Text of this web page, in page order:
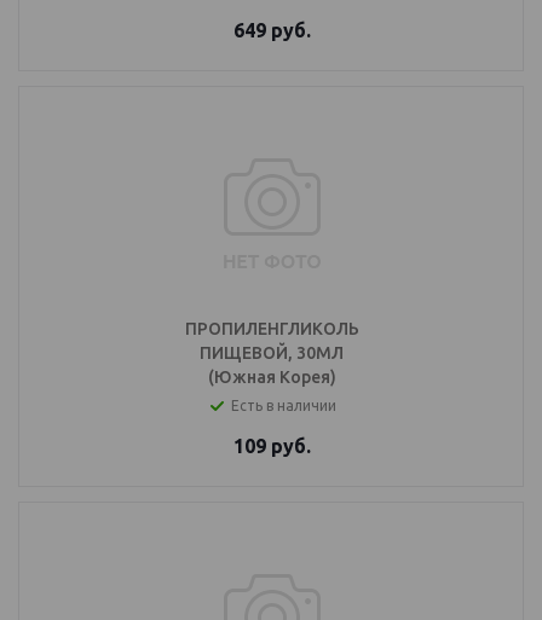
649руб.
ПРОПИЛЕНГЛИКОЛЬ
ПИЩЕВОЙ, 30МЛ
(Южная Корея)
Есть в наличии
109руб.